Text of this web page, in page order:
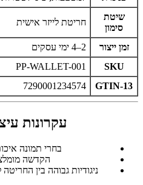
שיטת
סימון
חריטת לייזר אישית
זמן ייצור
2–4 ימי עסקים
SKU
PP-WALLET-001
GTIN-13
7290001234574
עקרונות
בחרי תמונה
הקדשה מומלצת: עד
ניגודיות גבוהה בין